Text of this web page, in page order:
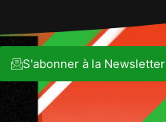
S'abonner à la Newsletter